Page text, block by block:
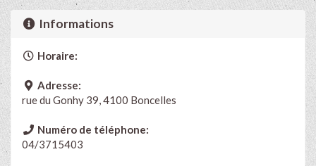
Informations
Horaire:
Adresse:
rue du Gonhy 39, 4100 Boncelles
Numéro de téléphone:
04/3715403